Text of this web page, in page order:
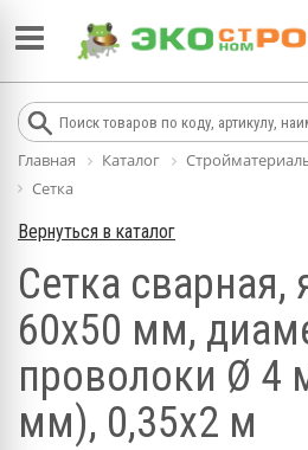
Главная Каталог
Сетка
Вернуться в каталог
Сетка сварная,
60х50 мм,
проволоки Ø 4
мм), 0,35х2 м